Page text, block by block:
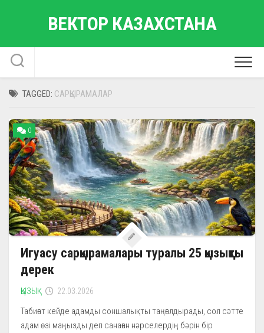
ВЕКТОР КАЗАХСТАНА
TAGGED: САРҚЫРАМАЛАР
0
Игуасу сарқырамалары туралы 25 қызықты
дерек
ҚЫЗЫҚ 22.03.2026
Табиғат кейде адамды соншалықты таңғалдырады, сол сәтте
адам өзі маңызды деп санаған нәрселердің бәрін бір